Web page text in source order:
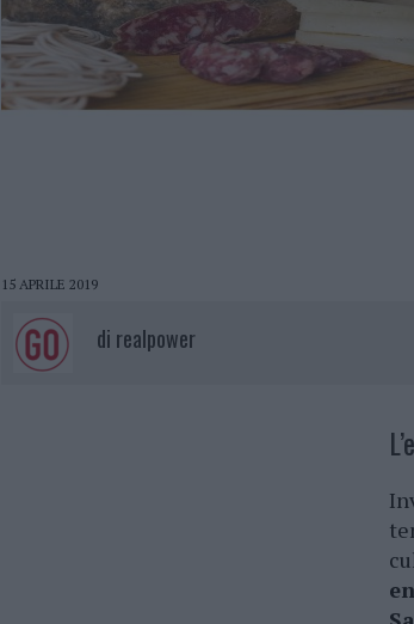
15 APRILE 2019
di realpower